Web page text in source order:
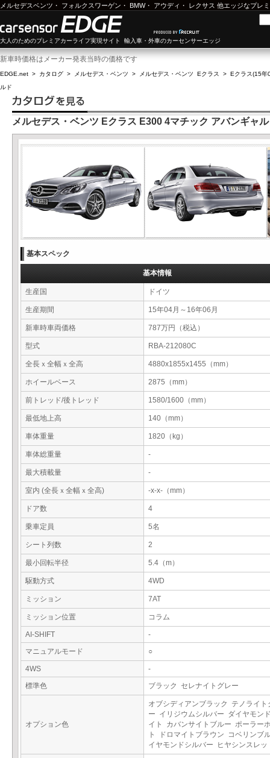
メルセデスベンツ ・ フォルクスワーゲン ・ BMW・ アウディ ・ レクサス 他エッジなプレ
大人のためのプレミアカーライフ実現サイト 輸入車・外車のカーセンサーエッジ
新車時価格はメーカー発表当時の価格です
EDGE.net > カタログ > メルセデス・ベンツ > メルセデス・ベンツ Eクラス > Eクラス(15年
ルド
メルセデス・ベンツ Eクラス E300 4マチック アバンギャ
基本スペック
基本情報
生産国 ドイツ
生産期間 15年04月～16年06月
新車時車両価格 787万円（税込）
型式 RBA-212080C
全長ｘ全幅ｘ全高 4880x1855x1455（mm）
ホイールベース 2875（mm）
前トレッド/後トレッド 1580/1600（mm）
最低地上高 140（mm）
車体重量 1820（kg）
車体総重量 -
最大積載量 -
室内 (全長ｘ全幅ｘ全高) -x-x-（mm）
ドア数 4
乗車定員 5名
シート列数 2
最小回転半径 5.4（m）
駆動方式 4WD
ミッション 7AT
ミッション位置 コラム
AI-SHIFT
-
マニュアルモード
○
4WS
-
標準色
ブラック セレナイトグレー
オプション色
オブシディアンブラック テノライト
ー イリジウムシルバー ダイヤモン
イト カバンサイトブルー ポーラー
ト ドロマイトブラウン コベリンブ
イヤモンドシルバー ヒヤシンスレ